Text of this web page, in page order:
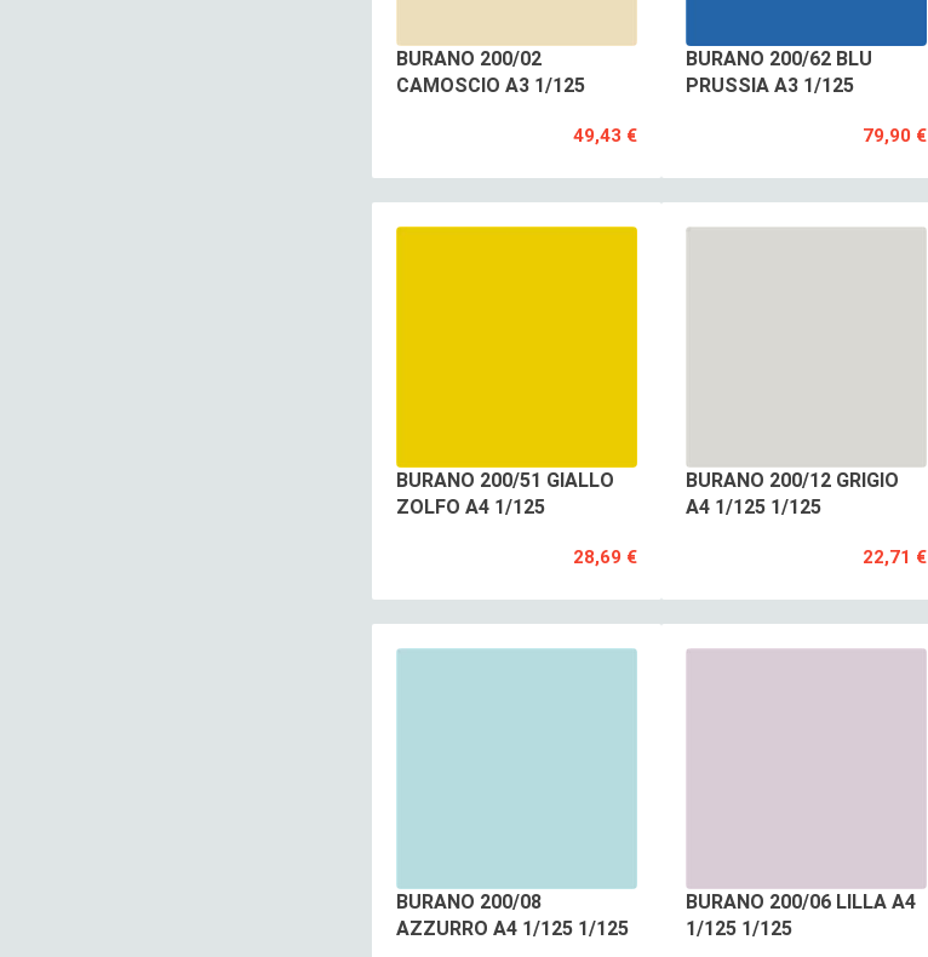
BURANO 200/02
CAMOSCIO A3 1/125
49,43 €
BURANO 200/62 BLU
PRUSSIA A3 1/125
79,90 €
BURANO 200/51 GIALLO
ZOLFO A4 1/125
28,69 €
BURANO 200/12 GRIGIO
A4 1/125 1/125
22,71 €
BURANO 200/08
AZZURRO A4 1/125 1/125
BURANO 200/06 LILLA A4
1/125 1/125